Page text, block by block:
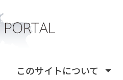
このサイトについて